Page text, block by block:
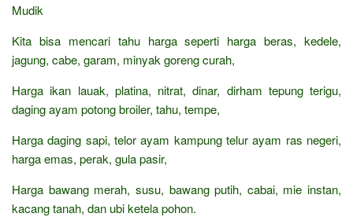
Mudik
Kita bisa mencari tahu harga seperti harga beras, kedele,
jagung, cabe, garam, minyak goreng curah,
Harga ikan lauak, platina, nitrat, dinar, dirham tepung terigu,
daging ayam potong broiler, tahu, tempe,
Harga daging sapi, telor ayam kampung telur ayam ras negeri,
harga emas, perak, gula pasir,
Harga bawang merah, susu, bawang putih, cabai, mie instan,
kacang tanah, dan ubi ketela pohon.